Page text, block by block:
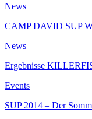
News
CAMP DAVID SUP
News
Ergebnisse
Events
SUP 2014 – Der